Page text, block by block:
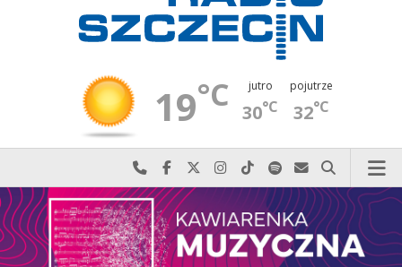
19°C jutro
30°C
pojutrze
32°C
Najlepiej po prostu do nas zadzwoń
Odwiedź nas na Facebook-u
Odwiedź nas na X
Odwiedź nas na Instagram-ie
Odwiedź nas na TikTok-u
Szukaj nas na Spotify
Wyślij do nas
Szukaj